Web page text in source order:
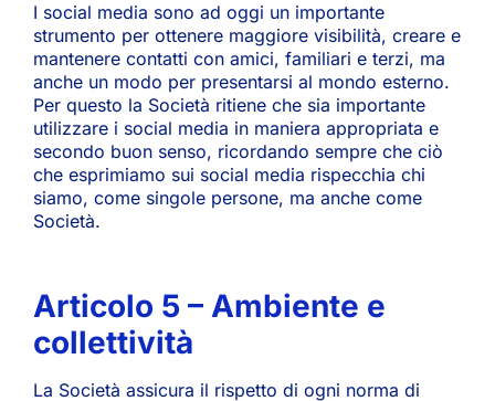
I social media sono ad oggi un importante
strumento per ottenere maggiore visibilità, creare e
mantenere contatti con amici, familiari e terzi, ma
anche un modo per presentarsi al mondo esterno.
Per questo la Società ritiene che sia importante
utilizzare i social media in maniera appropriata e
secondo buon senso, ricordando sempre che ciò
che esprimiamo sui social media rispecchia chi
siamo, come singole persone, ma anche come
Società.
Articolo 5 – Ambiente e
collettività
La Società assicura il rispetto di ogni norma di